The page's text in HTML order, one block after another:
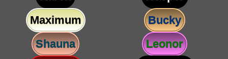
Maximum
Bucky
Shauna
Leonor